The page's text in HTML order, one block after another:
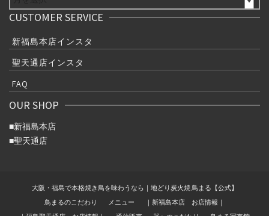
CUSTOMER SERVICE
新福島本店インスタ
聖天通店インスタ
FAQ
OUR SHOP
■新福島本店
■聖天通店
大阪・福島で本格焼き鳥を味わうなら｜地どり炭火焼 鳥まる【公式】
鳥まるのこだわり
メニュー
｜新福島本店 お店情報｜